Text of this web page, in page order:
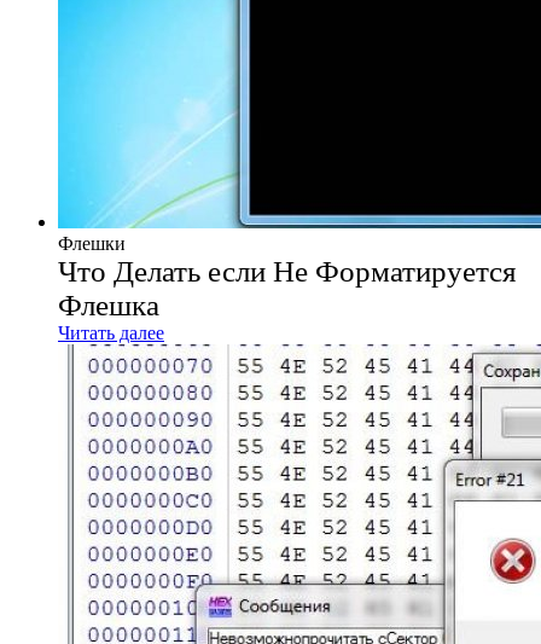
Флешки
Что Делать если Не Форматируется
Флешка
Читать далее